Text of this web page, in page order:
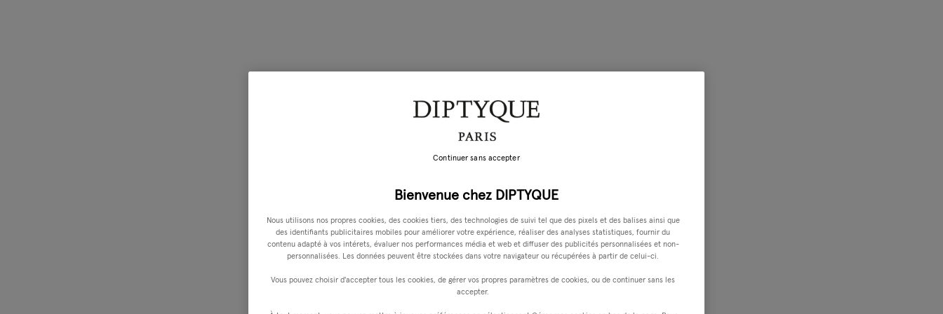
Bienvenue chez DIPTYQUE
Nous utilisons nos propres cookies, des cookies tiers, des technologies de suivi tel que des pixels et des balises ainsi que
des identifiants publicitaires mobiles pour améliorer votre expérience, réaliser des analyses statistiques, fournir du
contenu adapté à vos intérets, évaluer nos performances média et web et diffuser des publicités personnalisées et non-
personnalisées. Les données peuvent être stockées dans votre navigateur ou récupérées à partir de celui-ci.
Vous pouvez choisir d'accepter tous les cookies, de gérer vos propres paramètres de cookies, ou de continuer sans les
accepter.
Continuer sans accepter